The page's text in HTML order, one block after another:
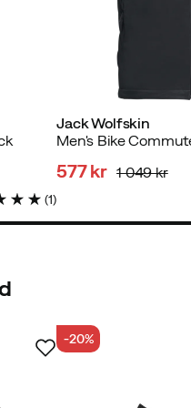
A 1 måned siden
Olive Green
(1)
Jack Wolfskin
577 kr 1 049 kr
-20%